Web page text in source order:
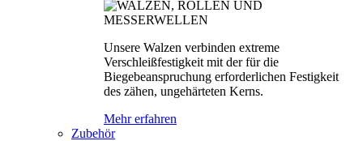
Unsere Walzen verbinden extreme
Verschleißfestigkeit mit der für die
Biegebeanspruchung erforderlichen Festigkeit
des zähen, ungehärteten Kerns.
Mehr erfahren
Zubehör